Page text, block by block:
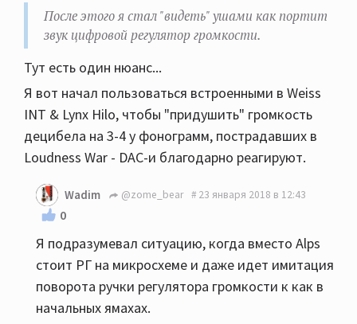
После этого я стал "видеть" ушами как портит
звук цифровой регулятор громкости.
Тут есть один нюанс...
Я вот начал пользоваться встроенными в Weiss
INT & Lynx Hilo, чтобы "придушить" громкость
децибела на 3-4 у фонограмм, пострадавших в
Loudness War - DAC-и благодарно реагируют.
Wadim @zome_bear 23 января 2018 в 12:43
0
Я подразумевал ситуацию, когда вместо Alps
стоит РГ на микросхеме и даже идет имитация
поворота ручки регулятора громкости к как в
начальных ямахах.